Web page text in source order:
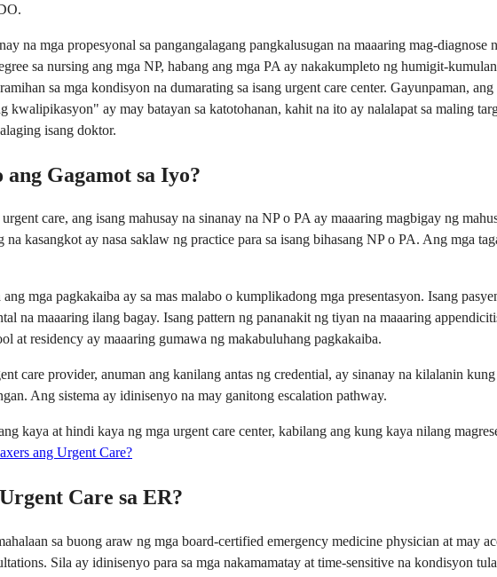
na mga propesyonal sa pangangalagang pangkalusugan na maaaring mag-
sa nursing ang mga NP, habang ang mga PA ay nakakumpleto ng humigit-
sa mga kondisyon na dumarating sa isang urgent care center. Gayunpaman,
kwalipikasyon" ay may batayan sa katotohanan, kahit na ito ay nalalapat sa maling
isang doktor.
Gagamot sa Iyo?
care, ang isang mahusay na sinanay na NP o PA ay maaaring magbigay ng
kasangkot ay nasa saklaw ng practice para sa isang bihasang NP o PA. Ang mga
mga pagkakaiba ay sa mas malabo o kumplikadong mga presentasyon. Isang
na maaaring ilang bagay. Isang pattern ng pananakit ng tiyan na maaaring
at residency ay maaaring gumawa ng makabuluhang pagkakaiba.
care provider, anuman ang kanilang antas ng credential, ay sinanay na kilalanin
Ang sistema ay idinisenyo na may ganitong escalation pathway.
kaya at hindi kaya ng mga urgent care center, kabilang ang kung kaya nilang
ang Urgent Care?
Care sa ER?
sa buong araw ng mga board-certified emergency medicine physician at may
Sila ay idinisenyo para sa mga nakamamatay at time-sensitive na kondisyon